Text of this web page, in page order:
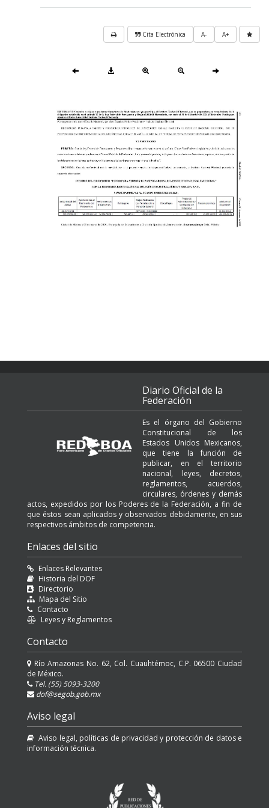
A+
A-
Cita Electrónica
Diario Oficial de la
Federación
Es el órgano del Gobierno
Constitucional de los
Estados Unidos Mexicanos,
que tiene la función de
publicar, en el territorio
nacional, leyes, decretos,
reglamentos, acuerdos,
circulares, órdenes y demás
actos, expedidos por los Poderes de la Federación, a fin de
que éstos sean aplicados y observados debidamente, en sus
respectivos ámbitos de competencia.
Enlaces del sitio
Enlaces Relevantes
Historia del DOF
Directorio
Mapa del Sitio
Contacto
Leyes y Reglamentos
Contacto
Río Amazonas No. 62, Col. Cuauhtémoc, C.P. 06500 Ciudad
de México.
Tel. (55) 5093-3200
dof@segob.gob.mx
Aviso legal
Aviso legal, políticas de privacidad y protección de datos e
información técnica.